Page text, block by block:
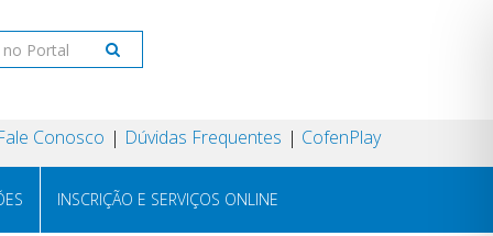
Conosco Dúvidas Frequentes CofenPlay
INSCRIÇÃO E SERVIÇOS ONLINE